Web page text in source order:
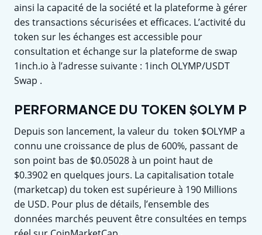
ainsi la capacité de la société et la plateforme à gérer
des transactions sécurisées et efficaces. L’activité du
token sur les échanges est accessible pour
consultation et échange sur la plateforme de swap
1inch.io à l’adresse suivante : 1inch OLYMP/USDT
Swap .
PERFORMANCE DU TOKEN $OLYM P
Depuis son lancement, la valeur du token $OLYMP a
connu une croissance de plus de 600%, passant de
son point bas de $0.05028 à un point haut de
$0.3902 en quelques jours. La capitalisation totale
(marketcap) du token est supérieure à 190 Millions
de USD. Pour plus de détails, l’ensemble des
données marchés peuvent être consultées en temps